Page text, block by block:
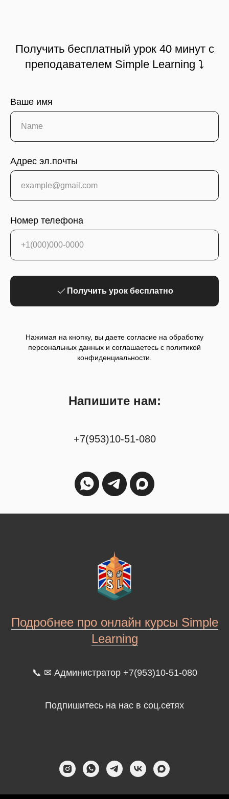
Получить бесплатный урок 40 минут с
преподавателем Simple Learning ⤵
Ваше имя
Адрес эл.почты
Номер телефона
Получить урок бесплатно
Нажимая на кнопку, вы даете согласие на обработку
персональных данных и соглашаетесь c политикой
конфиденциальности.
Напишите нам:
+7(953)10-51-080
Подробнее про онлайн курсы Simple
Learning
📞 ✉ Администратор +7(953)10-51-080
Подпишитесь на нас в соц.сетях